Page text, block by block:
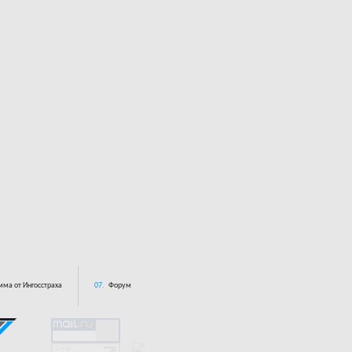
от Ингосстраха 07. Форум